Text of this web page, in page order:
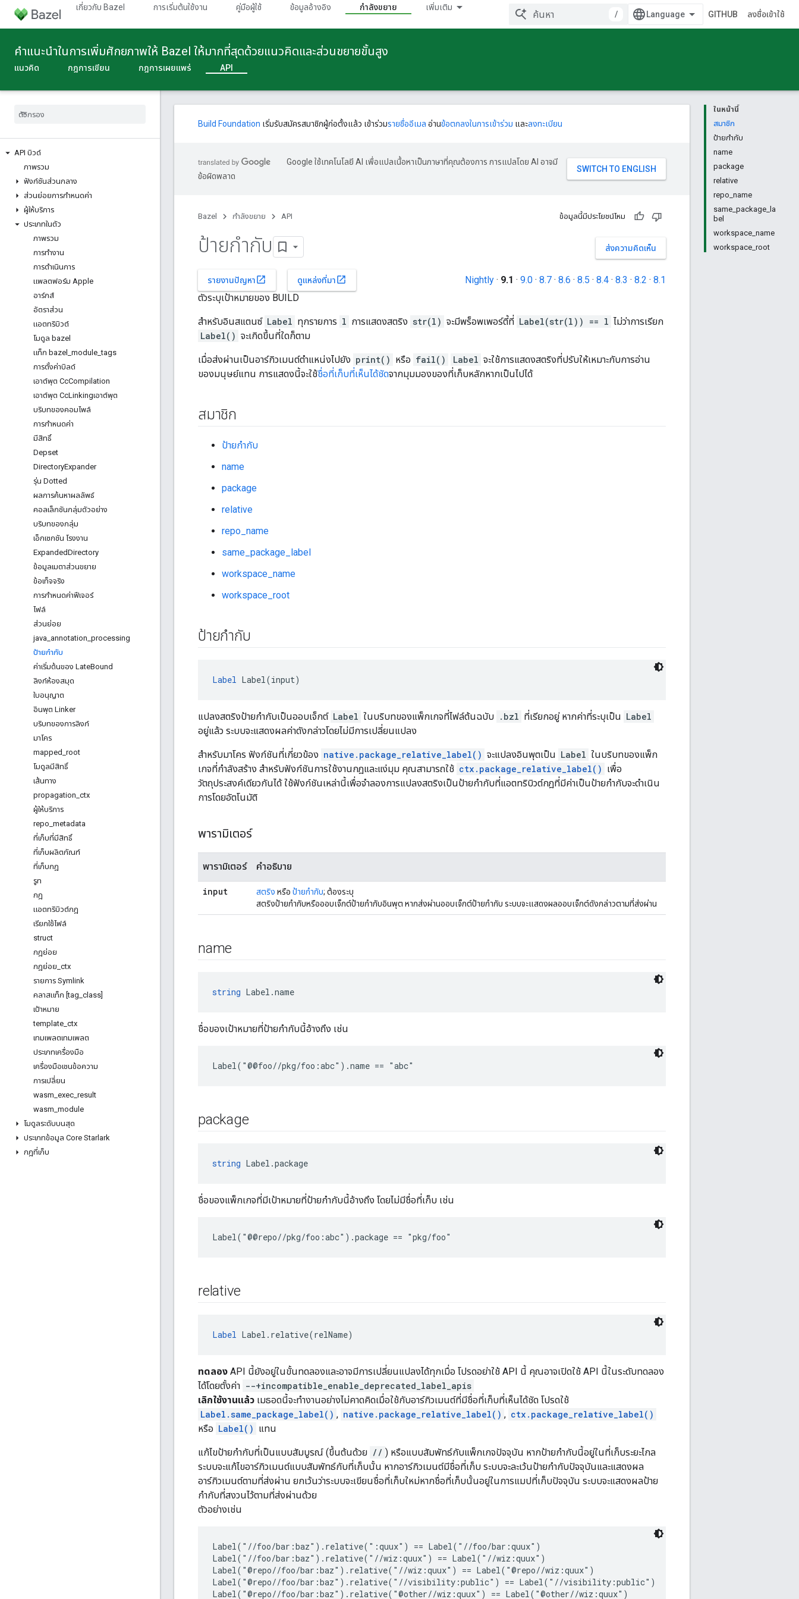
เกี่ยวกับ Bazel การเริ่มต้นใช้งาน คู่มือผู้ใช้ ข้อมูลอ้างอิง กําลังขยาย เพิ่มเติม
/ GITHUB ลงชื่อเข้าใช้
คําแนะนําในการเพิ่มศักยภาพให้ Bazel ให้มากที่สุดด้วยแนวคิดและส่วนขยายขั้นสูง
แนวคิด กฎการเขียน กฎการเผยแพร่ API
API บิวด์
ภาพรวม
ฟังก์ชันส่วนกลาง
ส่วนย่อยการกําหนดค่า
ผู้ให้บริการ
ประเภทในตัว
ภาพรวม
การทำงาน
การดำเนินการ
แพลตฟอร์ม Apple
อาร์กส์
อัตราส่วน
แอตทริบิวต์
โมดูล bazel
แท็ก bazel module _tags
การตั้งค่าบิลด์
เอาต์พุต CcCompilation
เอาต์พุต CcLinkingเอาต์พุต
บริบทของคอมไพล์
การกำหนดค่า
มีสิทธิ์
Depset
DirectoryExpander
รุ่น Dotted
ผลการค้นหาผลลัพธ์
คอลเล็กชันกลุ่มตัวอย่าง
บริบทของกลุ่ม
เอ็กเซกชัน โรงงาน
ExpandedDirectory
ข้อมูลเมตาส่วนขยาย
ข้อเท็จจริง
การกําหนดค่าฟีเจอร์
ไฟล์
ส่วนย่อย
java annotation processing
ป้ายกำกับ
ค่าเริ่มต้นของ LateBound
ลิงก์ห้องสมุด
ใบอนุญาต
อินพุต Linker
บริบทของการลิงก์
มาโคร
mapped root
โมดูลมีสิทธิ์
เส้นทาง
propagation ctx
ผู้ให้บริการ
repo metadata
ที่เก็บที่มีสิทธิ์
ที่เก็บผลิตภัณฑ์
ที่เก็บกฎ
รูท
กฎ
แอตทริบิวต์กฎ
เรียกใช้ไฟล์
struct
กฎย่อย
กฎย่อย ctx
รายการ Symlink
คลาสแท็ก [tag class]
เป้าหมาย
template ctx
เทมเพลตเทมเพลต
ประเภทเครื่องมือ
เครื่องมือเชนข้อความ
การเปลี่ยน
wasm exec result
wasm module
โมดูลระดับบนสุด
ประเภทข้อมูล Core Starlark
กฎที่เก็บ
ในหน้านี้
สมาชิก
ป้ายกำกับ
name
package
relative
repo_name
same_package_la
bel
workspace_name
workspace_root
Build Foundation เริ่มรับสมัครสมาชิกผู้ก่อตั้งแล้ว เข้าร่วมรายชื่ออีเมล อ่านข้อตกลงในการเข้าร่วม และลงทะเบียน
Google ใช้เทคโนโลยี AI เพื่อแปลเนื้อหาเป็นภาษาที่คุณต้องการ การแปลโดย AI อาจมี
ข้อผิดพลาด
Bazel กําลังขยาย API ข้อมูลนี้มีประโยชน์ไหม
ส่งความคิดเห็น
ป้ายกำกับ
รายงานปัญหา open_in_new ดูแหล่งที่มา open_in_new Nightly · 9.1 · 9.0 · 8.7 · 8.6 · 8.5 · 8.4 · 8.3 · 8.2 · 8.1
ตัวระบุเป้าหมายของ BUILD
สำหรับอินสแตนซ์ Label ทุกรายการ l การแสดงสตริง str(l) จะมีพร็อพเพอร์ตี้ที่ Label(str(l)) == l ไม่ว่าการเรียก
Label() จะเกิดขึ้นที่ใดก็ตาม
เมื่อส่งผ่านเป็นอาร์กิวเมนต์ตำแหน่งไปยัง print() หรือ fail() Label จะใช้การแสดงสตริงที่ปรับให้เหมาะกับการอ่าน
ของมนุษย์แทน การแสดงนี้จะใช้ชื่อที่เก็บที่เห็นได้ชัดจากมุมมองของที่เก็บหลักหากเป็นไปได้
สมาชิก
ป้ายกำกับ
name
package
relative
repo_name
same_package_label
workspace_name
workspace_root
ป้ายกำกับ
Label Label(input)
แปลงสตริงป้ายกำกับเป็นออบเจ็กต์ Label ในบริบทของแพ็กเกจที่ไฟล์ต้นฉบับ .bzl ที่เรียกอยู่ หากค่าที่ระบุเป็น Label
อยู่แล้ว ระบบจะแสดงผลค่าดังกล่าวโดยไม่มีการเปลี่ยนแปลง
สำหรับมาโคร ฟังก์ชันที่เกี่ยวข้อง native.package_relative_label() จะแปลงอินพุตเป็น Label ในบริบทของแพ็ก
เกจที่กำลังสร้าง สำหรับฟังก์ชันการใช้งานกฎและแง่มุม คุณสามารถใช้ ctx.package_relative_label() เพื่อ
วัตถุประสงค์เดียวกันได้ ใช้ฟังก์ชันเหล่านี้เพื่อจำลองการแปลงสตริงเป็นป้ายกำกับที่แอตทริบิวต์กฎที่มีค่าเป็นป้ายกำกับจะดำเนิน
การโดยอัตโนมัติ
พารามิเตอร์
พารามิเตอร์ คำอธิบาย
input สตริง หรือ ป้ายกำกับ; ต้องระบุ
สตริงป้ายกำกับหรือออบเจ็กต์ป้ายกำกับอินพุต หากส่งผ่านออบเจ็กต์ป้ายกำกับ ระบบจะแสดงผลออบเจ็กต์ดังกล่าวตามที่ส่งผ่าน
name
string Label.name
ชื่อของเป้าหมายที่ป้ายกำกับนี้อ้างถึง เช่น
Label("@@foo//pkg/foo:abc").name == "abc"
package
string Label.package
ชื่อของแพ็กเกจที่มีเป้าหมายที่ป้ายกำกับนี้อ้างถึง โดยไม่มีชื่อที่เก็บ เช่น
Label("@@repo//pkg/foo:abc").package == "pkg/foo"
relative
Label Label.relative(relName)
ทดลอง API นี้ยังอยู่ในขั้นทดลองและอาจมีการเปลี่ยนแปลงได้ทุกเมื่อ โปรดอย่าใช้ API นี้ คุณอาจเปิดใช้ API นี้ในระดับทดลอง
ได้โดยตั้งค่า --+incompatible_enable_deprecated_label_apis
เลิกใช้งานแล้ว เมธอดนี้จะทำงานอย่างไม่คาดคิดเมื่อใช้กับอาร์กิวเมนต์ที่มีชื่อที่เก็บที่เห็นได้ชัด โปรดใช้
Label.same_package_label() , native.package_relative_label() , ctx.package_relative_label()
หรือ Label() แทน
แก้ไขป้ายกำกับที่เป็นแบบสัมบูรณ์ (ขึ้นต้นด้วย // ) หรือแบบสัมพัทธ์กับแพ็กเกจปัจจุบัน หากป้ายกำกับนี้อยู่ในที่เก็บระยะไกล
ระบบจะแก้ไขอาร์กิวเมนต์แบบสัมพัทธ์กับที่เก็บนั้น หากอาร์กิวเมนต์มีชื่อที่เก็บ ระบบจะละเว้นป้ายกำกับปัจจุบันและแสดงผล
อาร์กิวเมนต์ตามที่ส่งผ่าน ยกเว้นว่าระบบจะเขียนชื่อที่เก็บใหม่หากชื่อที่เก็บนั้นอยู่ในการแมปที่เก็บปัจจุบัน ระบบจะแสดงผลป้าย
กำกับที่สงวนไว้ตามที่ส่งผ่านด้วย
ตัวอย่างเช่น
Label("//foo/bar:baz").relative(":quux") == Label("//foo/bar:quux")
Label("//foo/bar:baz").relative("//wiz:quux") == Label("//wiz:quux")
Label("@repo//foo/bar:baz").relative("//wiz:quux") == Label("@repo//wiz:quux")
Label("@repo//foo/bar:baz").relative("//visibility:public") == Label("//visibility:public")